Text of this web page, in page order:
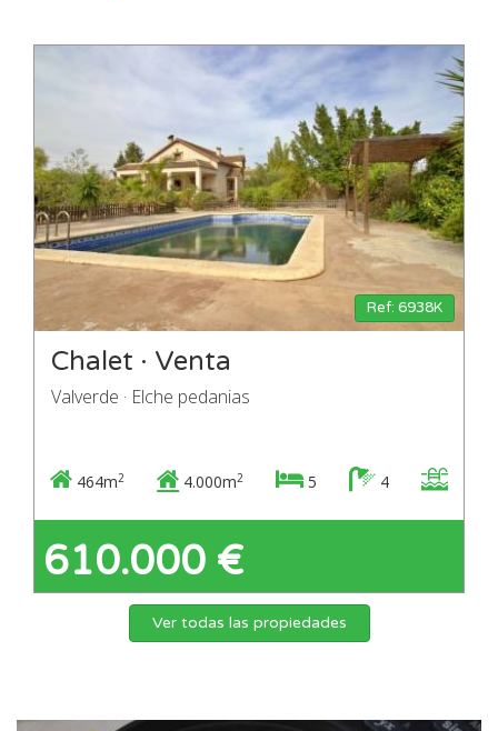
Ref: 6938K
Chalet · Venta
Valverde · Elche pedanias
464m2 4.000m2 5 4
610.000 €
Ver todas las propiedades